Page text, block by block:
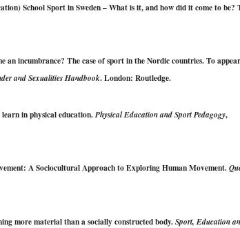
School Sport in Sweden – What is it, and how did it come to be?
an incumbrance? The case of sport in the Nordic countries. To
and Sexualities Handbook. London: Routledge.
in physical education.Physical Education and Sport Pedagogy,
A Sociocultural Approach to Exploring Human Movement.
more material than a socially constructed body.Sport, Education